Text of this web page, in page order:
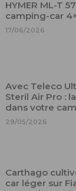
HYMER ML-T
camping-car
17/06/2026
Avec Teleco
Steril Air Pro :
dans votre
29/05/2026
Carthago
car léger sur